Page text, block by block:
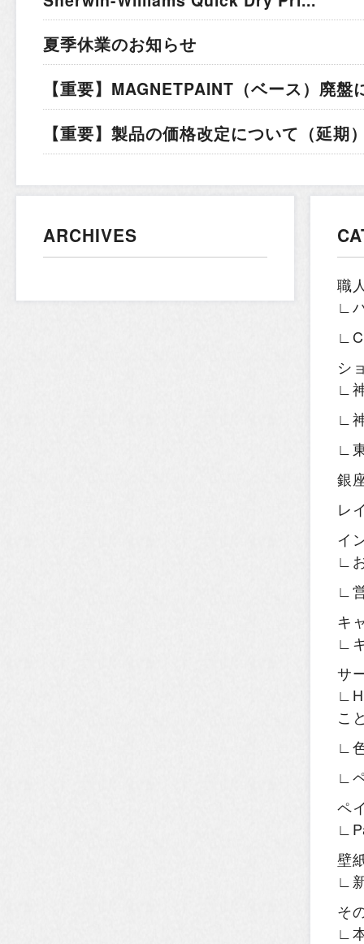
夏季休業のお知らせ
【重要】MAGNETPAINT（ベース）廃
【重要】製品の価格改定について（延期
ARCHIVES
職
∟
シ
∟
∟
∟
銀
レ
イ
∟
∟
キ
∟
サ
こ
∟
∟
ペ
壁
∟
そ
∟